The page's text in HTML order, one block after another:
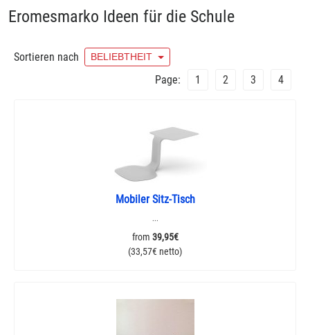
Eromesmarko Ideen für die Schule
Sortieren nach BELIEBTHEIT
Page: 1 2 3 4
Mobiler Sitz-Tisch
...
from 39,95€
(33,57€ netto)